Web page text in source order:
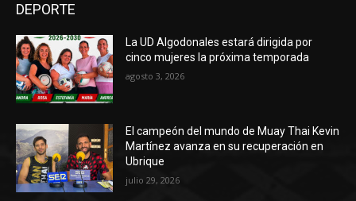
DEPORTE
La UD Algodonales estará dirigida por
cinco mujeres la próxima temporada
agosto 3, 2026
El campeón del mundo de Muay Thai Kevin
Martínez avanza en su recuperación en
Ubrique
julio 29, 2026